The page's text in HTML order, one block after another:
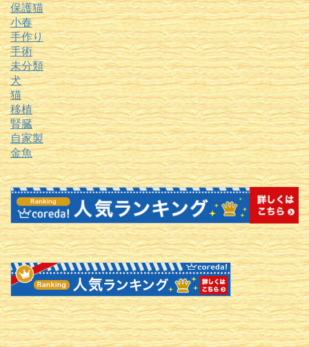
保護猫
小春
手作り
手術
未分類
犬
猫
移植
腎臓
自家製
金魚